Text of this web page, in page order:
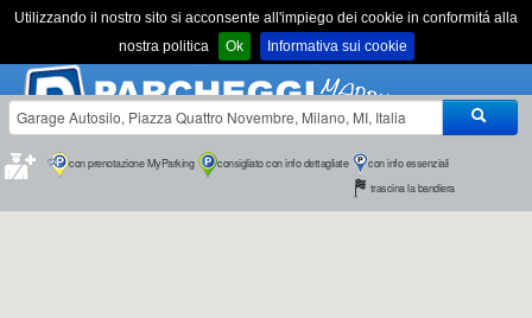
Utilizzando il nostro sito si acconsente all'impiego dei cookie in conformitá alla
nostra politica
Ok Informativa sui cookie
con prenotazione MyParking consigliato con info dettagliate
con info essenziali
trascina la bandiera